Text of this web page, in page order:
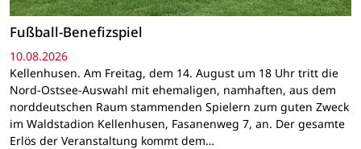
Fußball-Benefizspiel
10.08.2026
Kellenhusen. Am Freitag, dem 14. August um 18 Uhr tritt die
Nord-Ostsee-Auswahl mit ehemaligen, namhaften, aus dem
norddeutschen Raum stammenden Spielern zum guten Zweck
im Waldstadion Kellenhusen, Fasanenweg 7, an. Der gesamte
Erlös der Veranstaltung kommt dem…